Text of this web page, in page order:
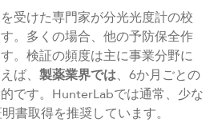
受けた専門家が分光光度計の校
。多くの場合、他の予防保全作
。検証の頻度は主に事業分野に
ば、 製薬業界では、6か月ごとの
です。HunterLabでは通常、少な
書取得を推奨しています。